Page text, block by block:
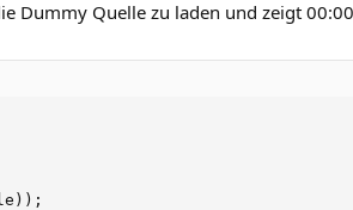
Dummy Quelle zu laden und zeigt